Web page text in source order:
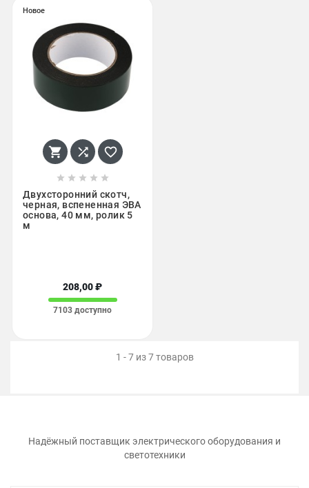
Новое
  
    
Двухсторонний скотч,
черная, вспененная ЭВА
основа, 40 мм, ролик 5
м
208,00 ₽
7103 доступно
1 - 7 из 7 товаров
Надёжный поставщик электрического оборудования и
светотехники